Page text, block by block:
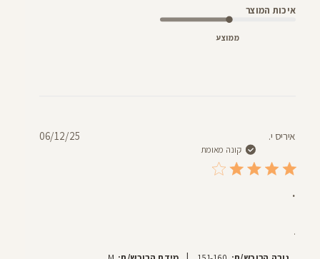
איכות המוצר
ממוצע
איריס י.
קונה מאומת
.
.
תאריך06/12/25